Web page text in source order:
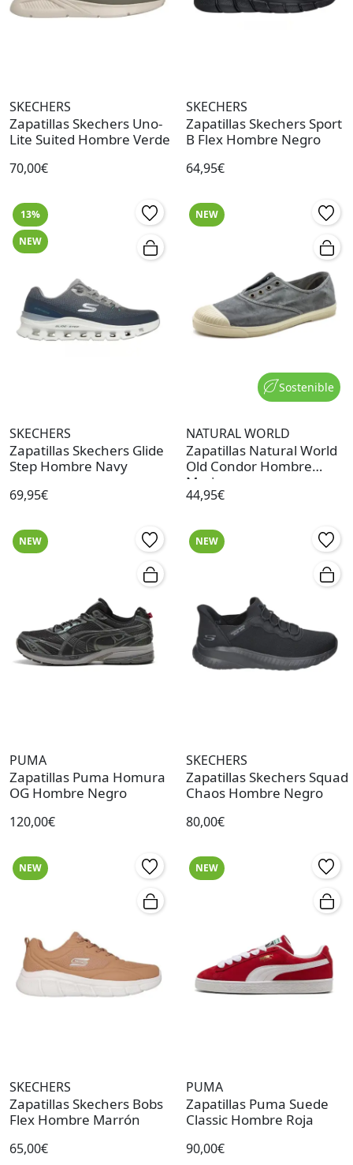
SKECHERS
Zapatillas Skechers Uno-
Lite Suited Hombre Verde
70,00€
SKECHERS
Zapatillas Skechers Sport
B Flex Hombre Negro
64,95€
13%
NEW
SKECHERS
Zapatillas Skechers Glide
Step Hombre Navy
69,95€
Sostenible
NEW
NATURAL WORLD
Zapatillas Natural World
Old Condor Hombre
Marino
44,95€
NEW
PUMA
Zapatillas Puma Homura
OG Hombre Negro
120,00€
NEW
SKECHERS
Zapatillas Skechers Squad
Chaos Hombre Negro
80,00€
NEW
SKECHERS
Zapatillas Skechers Bobs
Flex Hombre Marrón
65,00€
NEW
PUMA
Zapatillas Puma Suede
Classic Hombre Roja
90,00€